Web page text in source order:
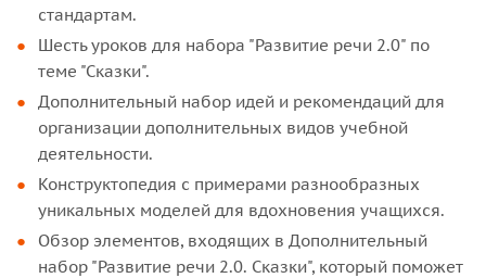
стандартам.
Шесть уроков для набора "Развитие речи 2.0" по
теме "Сказки".
Дополнительный набор идей и рекомендаций для
организации дополнительных видов учебной
деятельности.
Конструктопедия с примерами разнообразных
уникальных моделей для вдохновения учащихся.
Обзор элементов, входящих в Дополнительный
набор "Развитие речи 2.0. Сказки", который поможет